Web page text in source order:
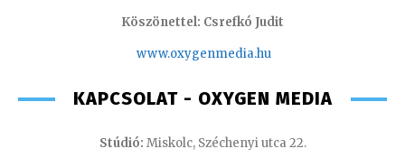
Köszönettel: Csrefkó Judit
www.oxygenmedia.hu
KAPCSOLAT - OXYGEN MEDIA
Stúdió: Miskolc, Széchenyi utca 22.